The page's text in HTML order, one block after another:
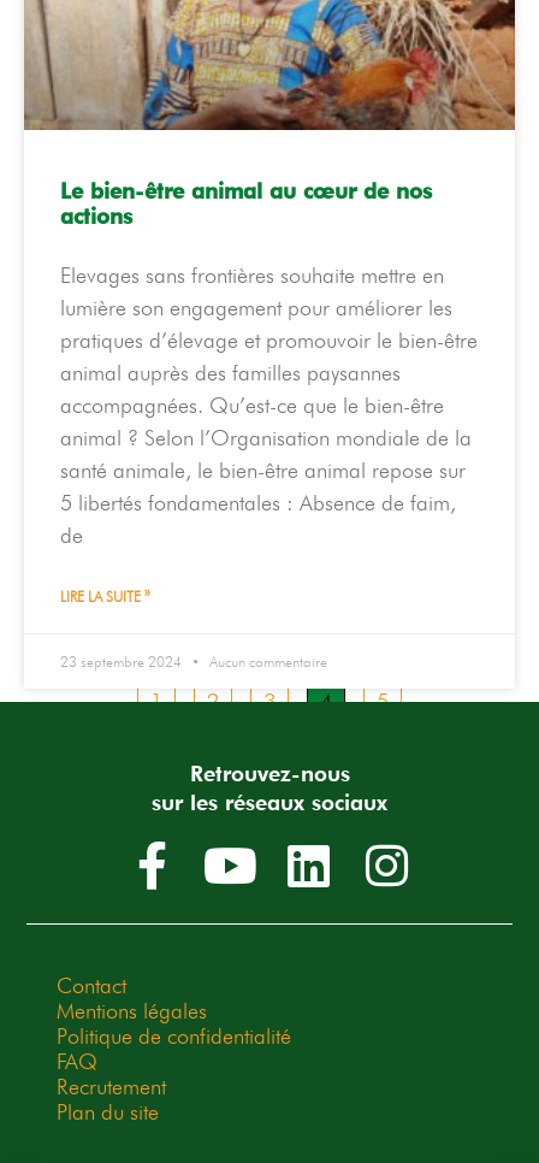
Le bien-être animal au cœur de nos
actions
Elevages sans frontières souhaite mettre en
lumière son engagement pour améliorer les
pratiques d’élevage et promouvoir le bien-être
animal auprès des familles paysannes
accompagnées. Qu’est-ce que le bien-être
animal ? Selon l’Organisation mondiale de la
santé animale, le bien-être animal repose sur
5 libertés fondamentales : Absence de faim,
de
LIRE LA SUITE »
23 septembre 2024 Aucun commentaire
1 2 3 4 5
Retrouvez-nous
sur les réseaux sociaux
Contact
Mentions légales
Politique de confidentialité
FAQ
Recrutement
Plan du site